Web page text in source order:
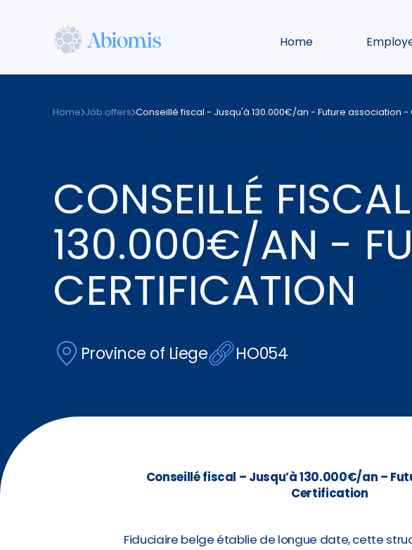
Home
Home Job offers Conseillé fiscal - Jusqu'à 130.000€/an - Future association -
CONSEILLÉ
130.000€/AN -
CERTIFICATION
Province of Liege HO054
Conseillé fiscal – Jusqu’à 130.000€/an –
Certification
Fiduciaire belge établie de longue date, cette